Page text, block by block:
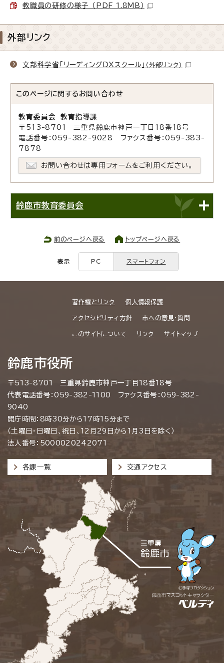
教職員の研修の様子 （PDF 1.8MB）
外部リンク
文部科学省「リーディングDXスクール」 （外部リンク）
このページに関する お問い合わせ
教育委員会 教育指導課
〒513-8701 三重県鈴鹿市神戸一丁目18番18号
電話番号：059-382-9028 ファクス番号：059-383-
7878
お問い合わせは専用フォームをご利用ください。
鈴鹿市教育委員会
前のページへ戻る トップページへ戻る
表示 PC スマートフォン
著作権とリンク 個人情報保護
アクセシビリティ方針 市への意見・質問
このサイトについて リンク サイトマップ
鈴鹿市役所
〒513-8701 三重県鈴鹿市神戸一丁目18番18号
代表電話番号：059-382-1100 ファクス番号：059-382-
9040
開庁時間：8時30分から17時15分まで
（土曜日・日曜日、祝日、12月29日から1月3日を除く）
法人番号：5000020242071
各課一覧 交通アクセス